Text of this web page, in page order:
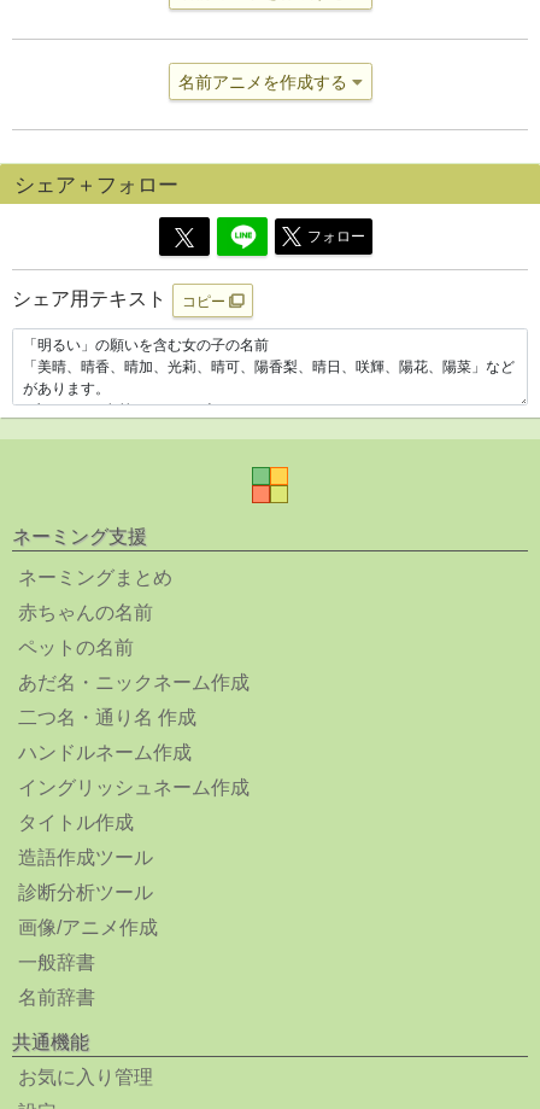
名前アニメを作成する
シェア＋フォロー
フォロー
シェア用テキスト コピー
ネーミング支援
ネーミングまとめ
赤ちゃんの名前
ペットの名前
あだ名・ニックネーム作成
二つ名・通り名 作成
ハンドルネーム作成
イングリッシュネーム作成
タイトル作成
造語作成ツール
診断分析ツール
画像/アニメ作成
一般辞書
名前辞書
共通機能
お気に入り管理